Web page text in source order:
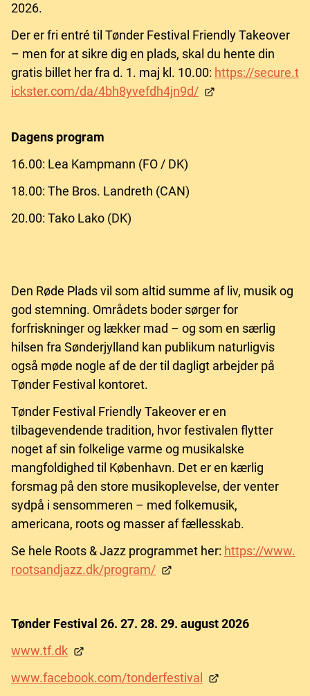
2026.
Der er fri entré til Tønder Festival Friendly Takeover
– men for at sikre dig en plads, skal du hente din
gratis billet her fra d. 1. maj kl. 10.00: https://secure.t
ickster.com/da/4bh8yvefdh4jn9d/
Dagens program
16.00: Lea Kampmann (FO / DK)
18.00: The Bros. Landreth (CAN)
20.00: Tako Lako (DK)
Den Røde Plads vil som altid summe af liv, musik og
god stemning. Områdets boder sørger for
forfriskninger og lækker mad – og som en særlig
hilsen fra Sønderjylland kan publikum naturligvis
også møde nogle af de der til dagligt arbejder på
Tønder Festival kontoret.
Tønder Festival Friendly Takeover er en
tilbagevendende tradition, hvor festivalen flytter
noget af sin folkelige varme og musikalske
mangfoldighed til København. Det er en kærlig
forsmag på den store musikoplevelse, der venter
sydpå i sensommeren – med folkemusik,
americana, roots og masser af fællesskab.
Se hele Roots & Jazz programmet her: https://www.
rootsandjazz.dk/program/
Tønder Festival 26. 27. 28. 29. august 2026
www.tf.dk
www.facebook.com/tonderfestival